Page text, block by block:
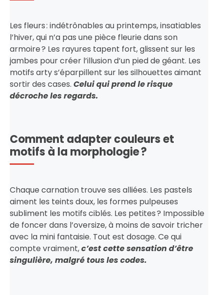
Les fleurs : indétrônables au printemps, insatiables
l’hiver, qui n’a pas une pièce fleurie dans son
armoire ? Les rayures tapent fort, glissent sur les
jambes pour créer l’illusion d’un pied de géant. Les
motifs arty s’éparpillent sur les silhouettes aimant
sortir des cases. Celui qui prend le risque
décroche les regards.
Comment adapter couleurs et
motifs à la morphologie ?
Chaque carnation trouve ses alliées. Les pastels
aiment les teints doux, les formes pulpeuses
subliment les motifs ciblés. Les petites ? Impossible
de foncer dans l’oversize, à moins de savoir tricher
avec la mini fantaisie. Tout est dosage. Ce qui
compte vraiment,c’est cette sensation d’être
singulière, malgré tous les codes.